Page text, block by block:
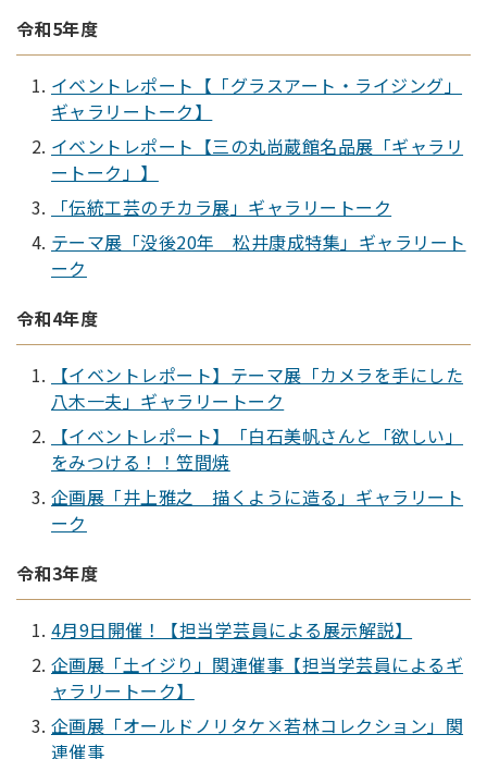
令和5年度
イベントレポート【「グラスアート・ライジング」
ギャラリートーク】
イベントレポート【三の丸尚蔵館名品展「ギャラリ
ートーク」】
「伝統工芸のチカラ展」ギャラリートーク
テーマ展「没後20年 松井康成特集」ギャラリート
ーク
令和4年度
【イベントレポート】テーマ展「カメラを手にした
八木一夫」ギャラリートーク
【イベントレポート】「白石美帆さんと「欲しい」
をみつける！！笠間焼
企画展「井上雅之 描くように造る」ギャラリート
ーク
令和3年度
4月9日開催！【担当学芸員による展示解説】
企画展「土イジり」関連催事【担当学芸員によるギ
ャラリートーク】
企画展「オールドノリタケ×若林コレクション」関
連催事